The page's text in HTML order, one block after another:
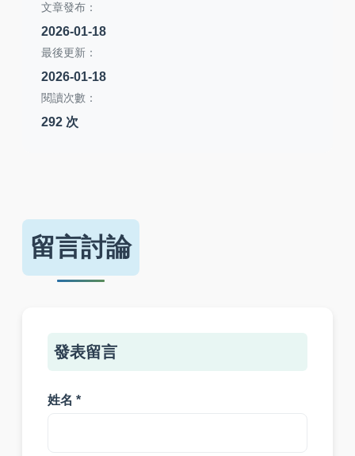
文章發布：
2026-01-18
最後更新：
2026-01-18
閱讀次數：
292 次
留言討論
發表留言
姓名 *